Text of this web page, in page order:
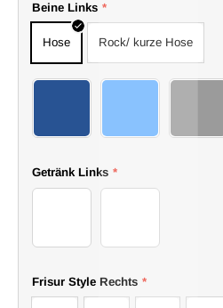
Beine Links *
Hose Rock/ kurze Hose
Getränk Links *
Frisur Style Rechts *